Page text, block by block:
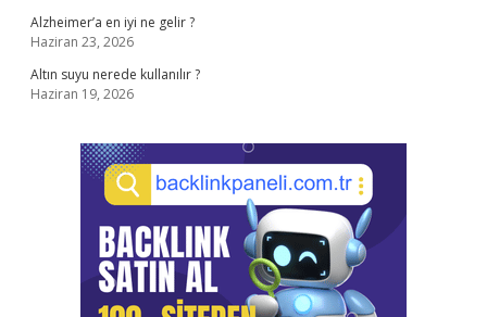
Alzheimer’a en iyi ne gelir ?
Haziran 23, 2026
Altın suyu nerede kullanılır ?
Haziran 19, 2026